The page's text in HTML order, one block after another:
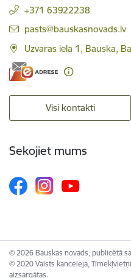
+371 63922238
E-pasts:
pasts@bauskasnovads.lv
Uzvaras iela 1, Bauska,
Visi kontakti
Sekojiet mums
© 2026 Bauskas novads, publicētā
© 2020 Valsts kanceleja,
aizsargātas.